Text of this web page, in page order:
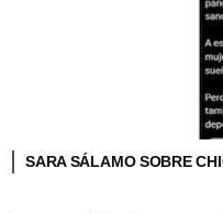
SARA SÁLAMO SOBRE